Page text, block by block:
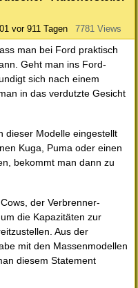
vor 911 Tagen 7781 Views
man bei Ford praktisch
Geht man ins Ford-
sich nach einem
in das verdutzte Gesicht
dieser Modelle eingestellt
Kuga, Puma oder einen
bekommt man dann zu
der Verbrenner-
die Kapazitäten zur
Aus der
mit den Massenmodellen
diesem Statement